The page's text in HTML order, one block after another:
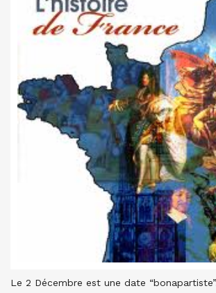
Le 2 Décembre est une date